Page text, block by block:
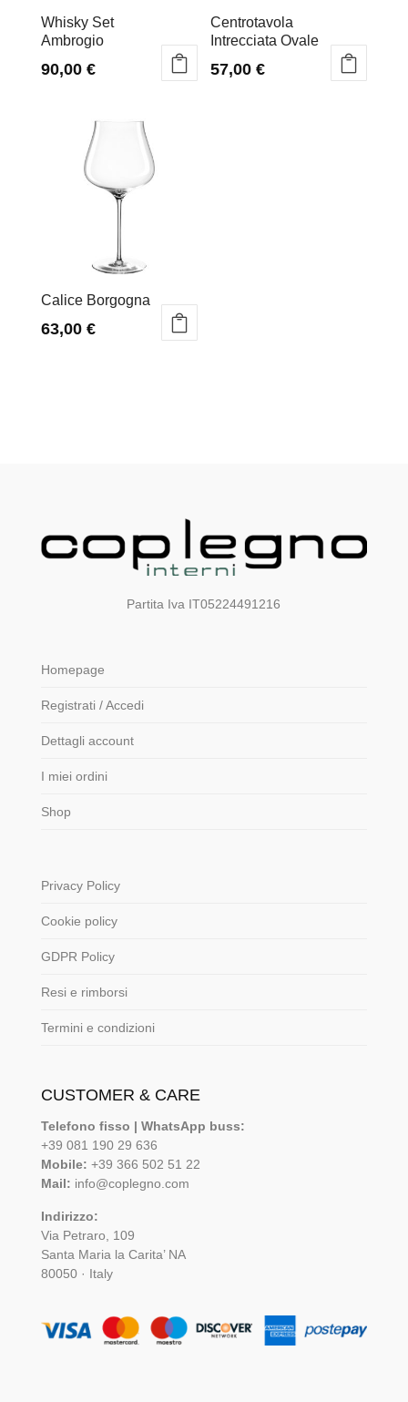
Whisky Set
Ambrogio
90,00 €
Centrotavola
Intrecciata Ovale
57,00€
Calice Borgogna
63,00 €
Partita Iva IT05224491216
Homepage
Registrati / Accedi
Dettagli account
I miei ordini
Shop
Privacy Policy
Cookie policy
GDPR Policy
Resi e rimborsi
Termini e condizioni
CUSTOMER & CARE
Telefono fisso | WhatsApp buss:
+39 081 190 29 636
Mobile: +39 366 502 51 22
Mail: info@coplegno.com
Indirizzo:
Via Petraro, 109
Santa Maria la Carita’ NA
80050 · Italy